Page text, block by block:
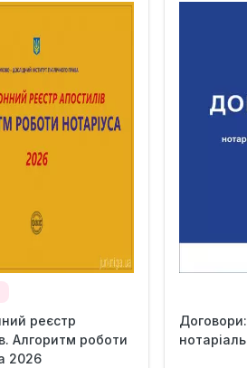
реєстр
Алгоритм роботи
2026